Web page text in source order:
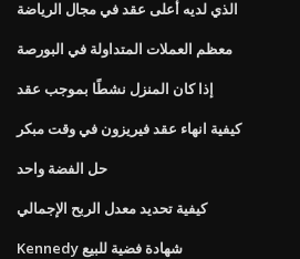
الذي لديه أعلى عقد في مجال الرياضة
معظم العملات المتداولة في البورصة
إذا كان المنزل نشطًا بموجب عقد
كيفية انهاء عقد فيريزون في وقت مبكر
حل الفضة واحد
كيفية تحديد معدل الربح الإجمالي
Kennedy شهادة فضية للبيع